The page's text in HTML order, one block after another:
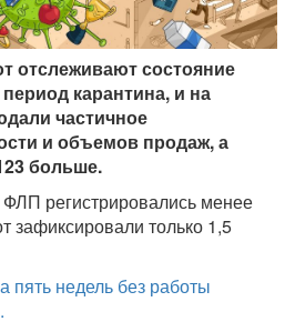
отслеживают состояние
карантина, и на
частичное
и объемов продаж, а
больше.
регистрировались менее
зафиксировали только 1,5
пять недель без работы